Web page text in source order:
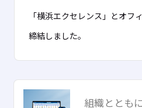
「横浜エクセレンス」とオフ
締結しました。
組織ととも